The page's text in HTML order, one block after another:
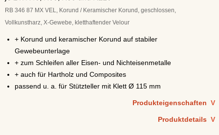
RB 346 87 MX VEL, Korund / Keramischer Korund, geschlossen,
Vollkunstharz, X-Gewebe, kletthaftender Velour
+ Korund und keramischer Korund auf stabiler
Gewebeunterlage
+ zum Schleifen aller Eisen- und Nichteisenmetalle
+ auch für Hartholz und Composites
passend u. a. für Stützteller mit Klett Ø 115 mm
Produkteigenschaften V
Produktdetails V